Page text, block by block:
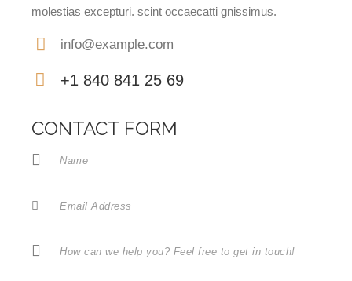
molestias excepturi. scint occaecatti gnissimus.
m
info@example.com
on
+1 840 841 25 69
CONTACT FORM